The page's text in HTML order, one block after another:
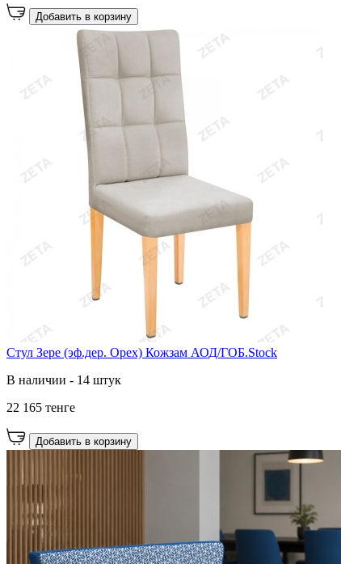
Добавить в корзину
Стул Зере (эф.дер. Орех) Кожзам АОД/ГОБ.Stock
В наличии - 14 штук
22 165 тенге
Добавить в корзину